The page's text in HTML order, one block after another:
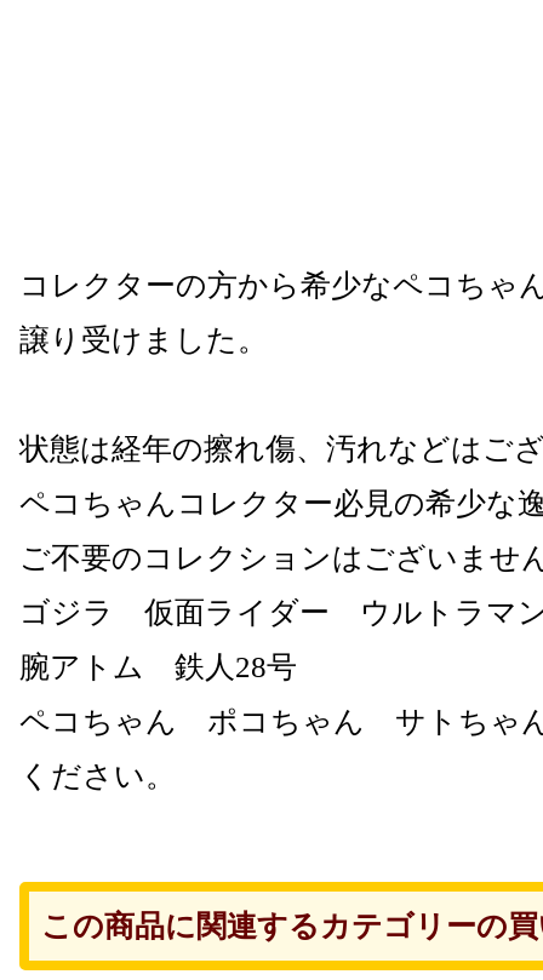
コレクターの方から希少なペコちゃ
譲り受けました。
状態は経年の擦れ傷、汚れなどはご
ペコちゃんコレクター必見の希少な
ご不要のコレクションはございませ
ゴジラ 仮面ライダー ウルトラ
腕アトム 鉄人28号
ペコちゃん ポコちゃん サトちゃ
ください。
この商品に関連するカテゴリーの